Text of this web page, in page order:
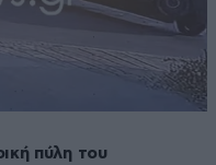
πύλη του